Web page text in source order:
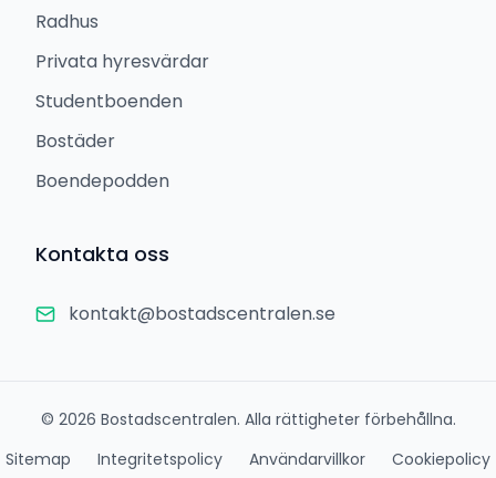
Radhus
Privata hyresvärdar
Studentboenden
Bostäder
Boendepodden
Kontakta oss
kontakt@bostadscentralen.se
© 2026 Bostadscentralen. Alla rättigheter förbehållna.
Sitemap
Integritetspolicy Användarvillkor Cookiepolicy